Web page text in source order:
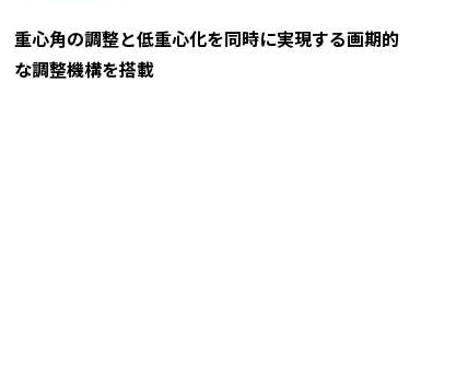
重心角の調整と低重心化を同時に実現する画期的
な調整機構を搭載